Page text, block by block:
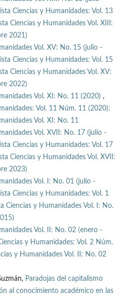
Ciencias y Humanidades: Vol. 13
Ciencias y Humanidades Vol. XIII:
2021)
Vol. XV: No. 15 (julio -
Ciencias y Humanidades: Vol. 15
Ciencias y Humanidades Vol. XV:
2022)
Vol. XI: No. 11 (2020) ,
Vol. 11 Núm. 11 (2020):
Vol. XI: No. 11
Vol. XVII: No. 17 (julio -
Ciencias y Humanidades: Vol. 17
Ciencias y Humanidades Vol. XVII:
2023)
Vol. I: No. 01 (julio -
Ciencias y Humanidades: Vol. 1
Ciencias y Humanidades Vol. I: No.
Vol. II: No. 02 (enero -
y Humanidades: Vol. 2 Núm.
y Humanidades Vol. II: No. 02
Paradojas del capitalismo
al conocimiento académico en las